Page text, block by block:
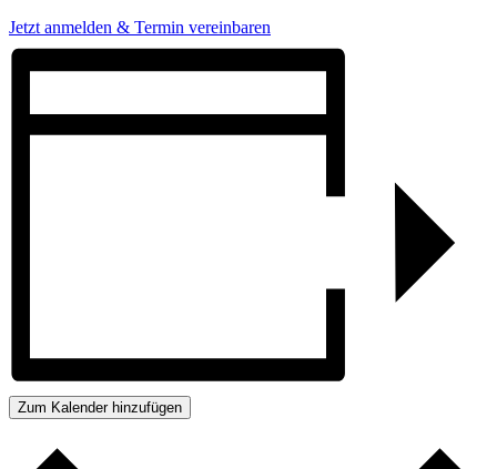
Jetzt anmelden & Termin vereinbaren
Zum Kalender hinzufügen